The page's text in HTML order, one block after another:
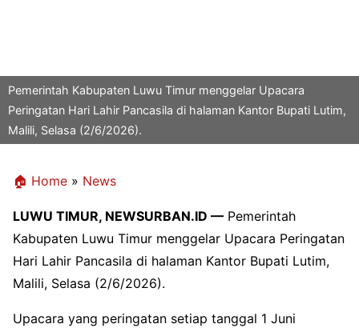
Pemerintah Kabupaten Luwu Timur menggelar Upacara
Peringatan Hari Lahir Pancasila di halaman Kantor Bupati Lutim,
Malili, Selasa (2/6/2026).
🏠 Home » News
LUWU TIMUR, NEWSURBAN.ID — Pemerintah
Kabupaten Luwu Timur menggelar Upacara Peringatan
Hari Lahir Pancasila di halaman Kantor Bupati Lutim,
Malili, Selasa (2/6/2026).
Upacara yang peringatan setiap tanggal 1 Juni